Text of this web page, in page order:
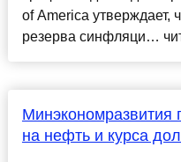
of America утверждает,
резерва синфляци…
Минэкономразвития
на нефть и курса